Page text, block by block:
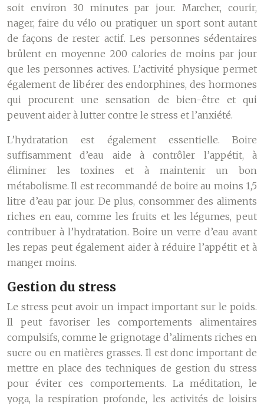
soit environ 30 minutes par jour. Marcher, courir,
nager, faire du vélo ou pratiquer un sport sont autant
de façons de rester actif. Les personnes sédentaires
brûlent en moyenne 200 calories de moins par jour
que les personnes actives. L’activité physique permet
également de libérer des endorphines, des hormones
qui procurent une sensation de bien-être et qui
peuvent aider à lutter contre le stress et l’anxiété.
L’hydratation est également essentielle. Boire
suffisamment d’eau aide à contrôler l’appétit, à
éliminer les toxines et à maintenir un bon
métabolisme. Il est recommandé de boire au moins 1,5
litre d’eau par jour. De plus, consommer des aliments
riches en eau, comme les fruits et les légumes, peut
contribuer à l’hydratation. Boire un verre d’eau avant
les repas peut également aider à réduire l’appétit et à
manger moins.
Gestion du stress
Le stress peut avoir un impact important sur le poids.
Il peut favoriser les comportements alimentaires
compulsifs, comme le grignotage d’aliments riches en
sucre ou en matières grasses. Il est donc important de
mettre en place des techniques de gestion du stress
pour éviter ces comportements. La méditation, le
yoga, la respiration profonde, les activités de loisirs